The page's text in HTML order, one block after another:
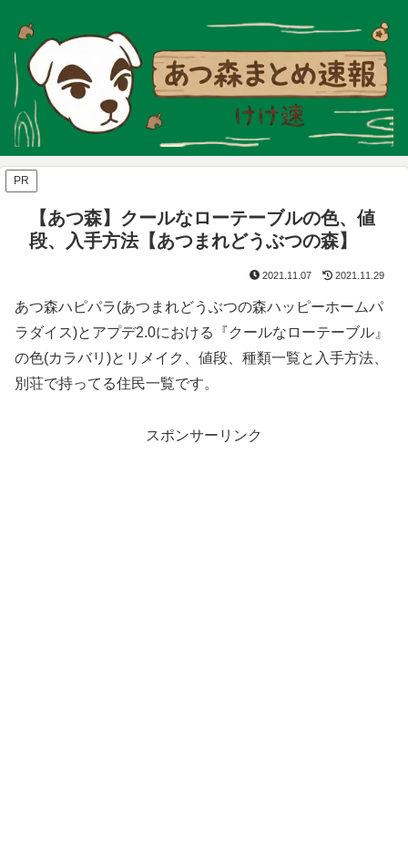
PR
【あつ森】クールなローテーブルの色、値
段、入手方法【あつまれどうぶつの森】
2021.11.07 2021.11.29
あつ森ハピパラ(あつまれどうぶつの森ハッピーホームパ
ラダイス)とアプデ2.0における『クールなローテーブル』
の色(カラバリ)とリメイク、値段、種類一覧と入手方法、
別荘で持ってる住民一覧です。
スポンサーリンク